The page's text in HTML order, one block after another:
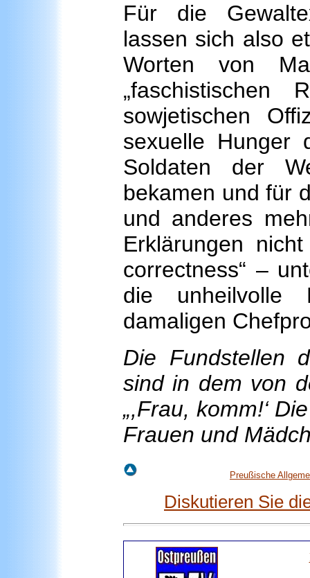
Für die
lassen sich also
Worten von
„faschistischen
sowjetischen
sexuelle Hunger
Soldaten der
bekamen und für
und anderes
Erklärungen
correctness“ –
die unheilvolle
damaligen
Die Fundstellen
sind in dem von
„,Frau, komm!‘
Frauen und
Preußische
Diskutieren Sie